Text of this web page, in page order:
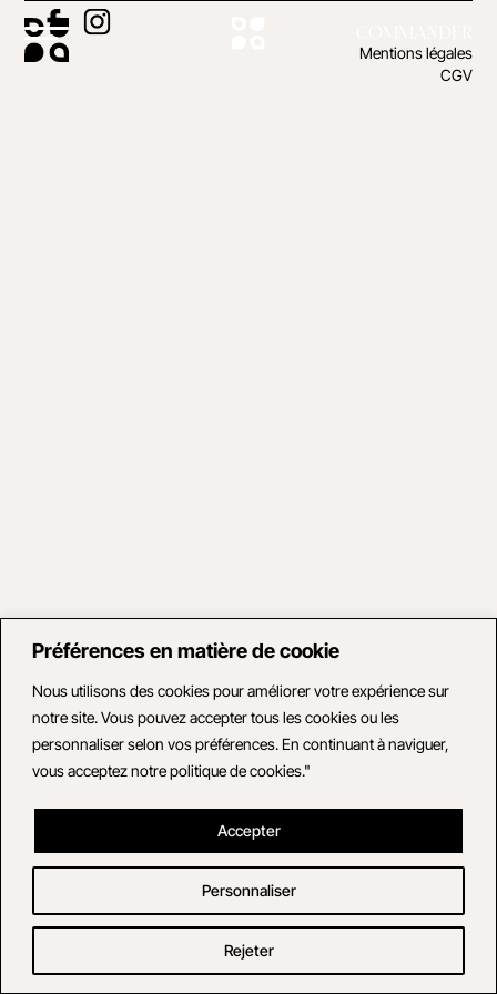
Préférences en matière de cookie
Nous utilisons des cookies pour améliorer votre expérience sur
notre site. Vous pouvez accepter tous les cookies ou les
personnaliser selon vos préférences. En continuant à naviguer,
vous acceptez notre politique de cookies."
Personnaliser
Rejeter
Accepter
Mentions légales
CGV